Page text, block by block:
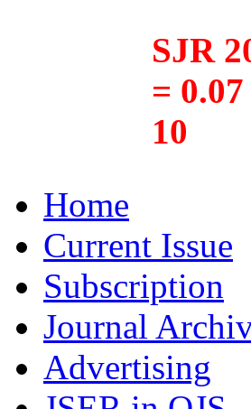
SJR
=
10
Home
Current Issue
Subscription
Journal
Advertising